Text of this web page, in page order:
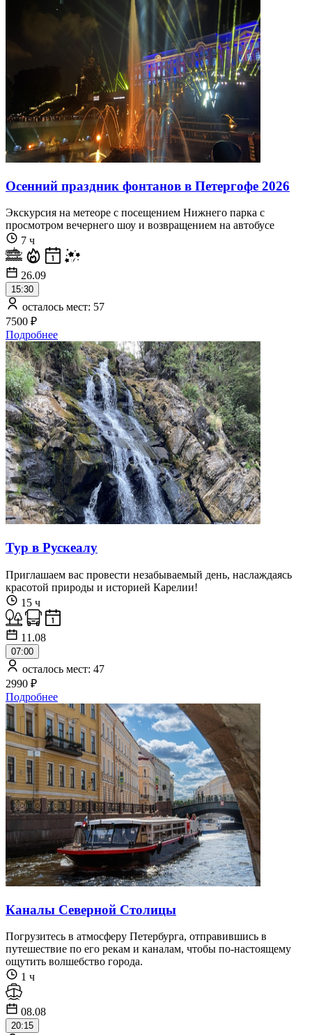
Осенний праздник фонтанов в Петергофе 2026
Экскурсия на метеоре с посещением Нижнего парка с
просмотром вечернего шоу и возвращением на автобусе
7 ч
26.09
15:30
осталось мест: 57
7500 ₽
Подробнее
Тур в Рускеалу
Приглашаем вас провести незабываемый день, наслаждаясь
красотой природы и историей Карелии!
15 ч
11.08
07:00
осталось мест: 47
2990 ₽
Подробнее
Каналы Северной Столицы
Погрузитесь в атмосферу Петербурга, отправившись в
путешествие по его рекам и каналам, чтобы по-настоящему
ощутить волшебство города.
1 ч
08.08
20:15